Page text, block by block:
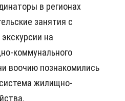
в регионах
занятия с
на
коммунального
воочию познакомились
жилищно-